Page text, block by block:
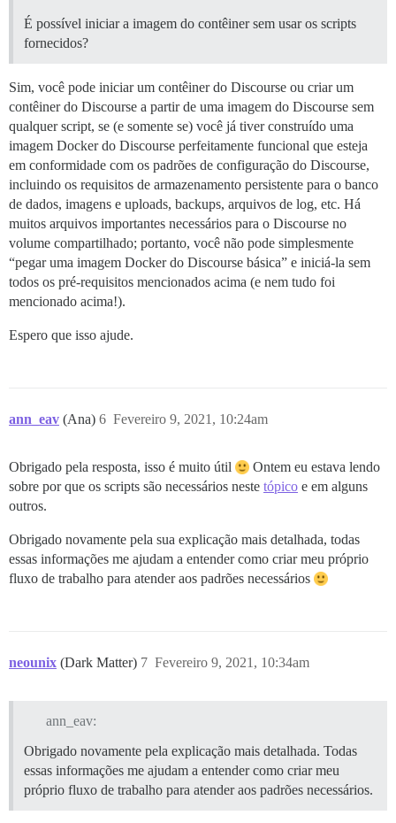
É possível iniciar a imagem do contêiner sem usar os scripts
fornecidos?
Sim, você pode iniciar um contêiner do Discourse ou criar um
contêiner do Discourse a partir de uma imagem do Discourse sem
qualquer script, se (e somente se) você já tiver construído uma
imagem Docker do Discourse perfeitamente funcional que esteja
em conformidade com os padrões de configuração do Discourse,
incluindo os requisitos de armazenamento persistente para o banco
de dados, imagens e uploads, backups, arquivos de log, etc. Há
muitos arquivos importantes necessários para o Discourse no
volume compartilhado; portanto, você não pode simplesmente
“pegar uma imagem Docker do Discourse básica” e iniciá-la sem
todos os pré-requisitos mencionados acima (e nem tudo foi
mencionado acima!).
Espero que isso ajude.
ann_eav (Ana) Fevereiro 9, 2021, 10:24am
6
Obrigado pela resposta, isso é muito útil
Ontem eu estava lendo
sobre por que os scripts são necessários neste tópico e em alguns
outros.
Obrigado novamente pela sua explicação mais detalhada, todas
essas informações me ajudam a entender como criar meu próprio
fluxo de trabalho para atender aos padrões necessários
neounix (Dark Matter) Fevereiro 9, 2021, 10:34am
7
ann_eav:
Obrigado novamente pela explicação mais detalhada. Todas
essas informações me ajudam a entender como criar meu
próprio fluxo de trabalho para atender aos padrões necessários.